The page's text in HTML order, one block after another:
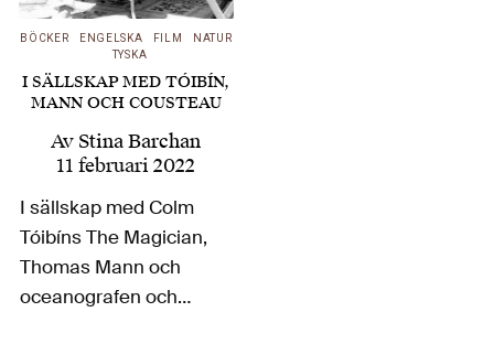
BÖCKER ENGELSKA FILM
NATUR
TYSKA
I SÄLLSKAP MED TÓIBÍN,
MANN OCH COUSTEAU
Av Stina Barchan
11 februari 2022
I sällskap med Colm
Tóibíns The Magician,
Thomas Mann och
oceanografen och